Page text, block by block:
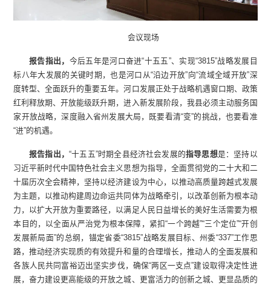
会议现场
报告指出， 今后五年是河口奋进“十五五”、实现“3815”战略发展目
标八年大发展的关键时期，也是河口从“沿边开放”向“流域全域开放”深
度转型、全面跃升的重要五年。河口发展正处于战略机遇窗口期、政策
红利释放期、开放能级跃升期，进入新发展阶段，我县必须主动服务国
家开放战略，深度融入省州发展大局，既要看清“变”的挑战，也要看准
“进”的机遇。
报告指出， “十五五”时期全县经济社会发展的指导思想是：坚持以
习近平新时代中国特色社会主义思想为指导，全面贯彻党的二十大和二
十届历次全会精神，坚持以经济建设为中心，以推动高质量跨越式发展
为主题，以推动构建周边命运共同体为战略牵引，以改革创新为根本动
力，以扩大开放为重要路径，以满足人民日益增长的美好生活需要为根
本目的，以全面从严治党为根本保障，紧扣“一个跨越”“三个定位”“开创
发展新局面”的总纲，锚定省委“3815”战略发展目标、州委“337”工作思
路，推动经济实现质的有效提升和量的合理增长，推动人的全面发展和
各族人民共同富裕迈出坚实步伐，确保“两区一支点”建设取得决定性进
展，奋力建设更高能级的开放之城、更富活力的创新之城、更显品质的